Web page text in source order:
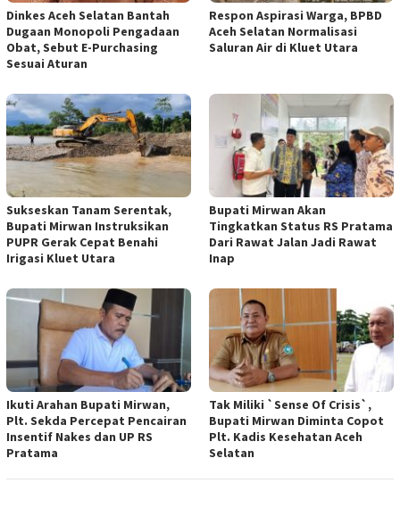
Dinkes Aceh Selatan Bantah
Dugaan Monopoli Pengadaan
Obat, Sebut E-Purchasing
Sesuai Aturan
Respon Aspirasi Warga, BPBD
Aceh Selatan Normalisasi
Saluran Air di Kluet Utara
Sukseskan Tanam Serentak,
Bupati Mirwan Instruksikan
PUPR Gerak Cepat Benahi
Irigasi Kluet Utara
Bupati Mirwan Akan
Tingkatkan Status RS Pratama
Dari Rawat Jalan Jadi Rawat
Inap
Ikuti Arahan Bupati Mirwan,
Plt. Sekda Percepat Pencairan
Insentif Nakes dan UP RS
Pratama
Tak Miliki `Sense Of Crisis`,
Bupati Mirwan Diminta Copot
Plt. Kadis Kesehatan Aceh
Selatan